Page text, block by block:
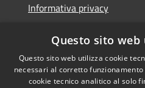
Informativa privacy
Dichiarazione di
Questo sito web
Questo sito web utilizza cookie
necessari al corretto
cookie tecnico analitico al solo